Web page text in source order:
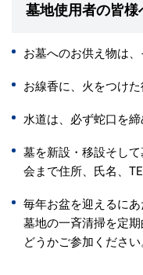
墓地使用者の皆様
お墓へのお供え物は、
お線香に、火をつけ
水道は、必ず蛇口を締
墓を新設・移設そし
会まで住所、氏名、
毎年お盆を迎えるに
墓地の一斉清掃を定
どうかご参加くださ